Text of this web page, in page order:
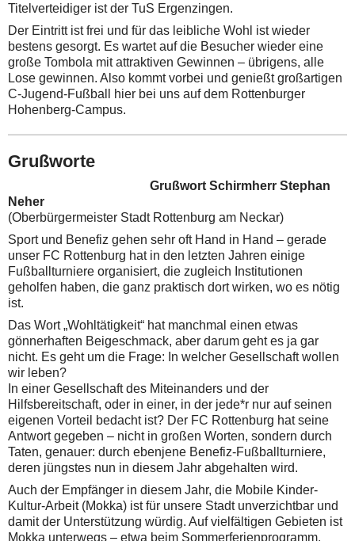
Titelverteidiger ist der TuS Ergenzingen.
Der Eintritt ist frei und für das leibliche Wohl ist wieder
bestens gesorgt. Es wartet auf die Besucher wieder eine
große Tombola mit attraktiven Gewinnen – übrigens, alle
Lose gewinnen. Also kommt vorbei und genießt großartigen
C-Jugend-Fußball hier bei uns auf dem Rottenburger
Hohenberg-Campus.
Grußworte
Grußwort Schirmherr Stephan
Neher
(Oberbürgermeister Stadt Rottenburg am Neckar)
Sport und Benefiz gehen sehr oft Hand in Hand – gerade
unser FC Rottenburg hat in den letzten Jahren einige
Fußballturniere organisiert, die zugleich Institutionen
geholfen haben, die ganz praktisch dort wirken, wo es nötig
ist.
Das Wort „Wohltätigkeit“ hat manchmal einen etwas
gönnerhaften Beigeschmack, aber darum geht es ja gar
nicht. Es geht um die Frage: In welcher Gesellschaft wollen
wir leben?
In einer Gesellschaft des Miteinanders und der
Hilfsbereitschaft, oder in einer, in der jede*r nur auf seinen
eigenen Vorteil bedacht ist? Der FC Rottenburg hat seine
Antwort gegeben – nicht in großen Worten, sondern durch
Taten, genauer: durch ebenjene Benefiz-Fußballturniere,
deren jüngstes nun in diesem Jahr abgehalten wird.
Auch der Empfänger in diesem Jahr, die Mobile Kinder-
Kultur-Arbeit (Mokka) ist für unsere Stadt unverzichtbar und
damit der Unterstützung würdig. Auf vielfältigen Gebieten ist
Mokka unterwegs – etwa beim Sommerferienprogramm,